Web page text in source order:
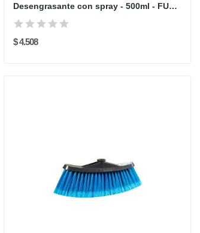
Desengrasante con spray - 500ml - FULLER PINTO
$ 4.508